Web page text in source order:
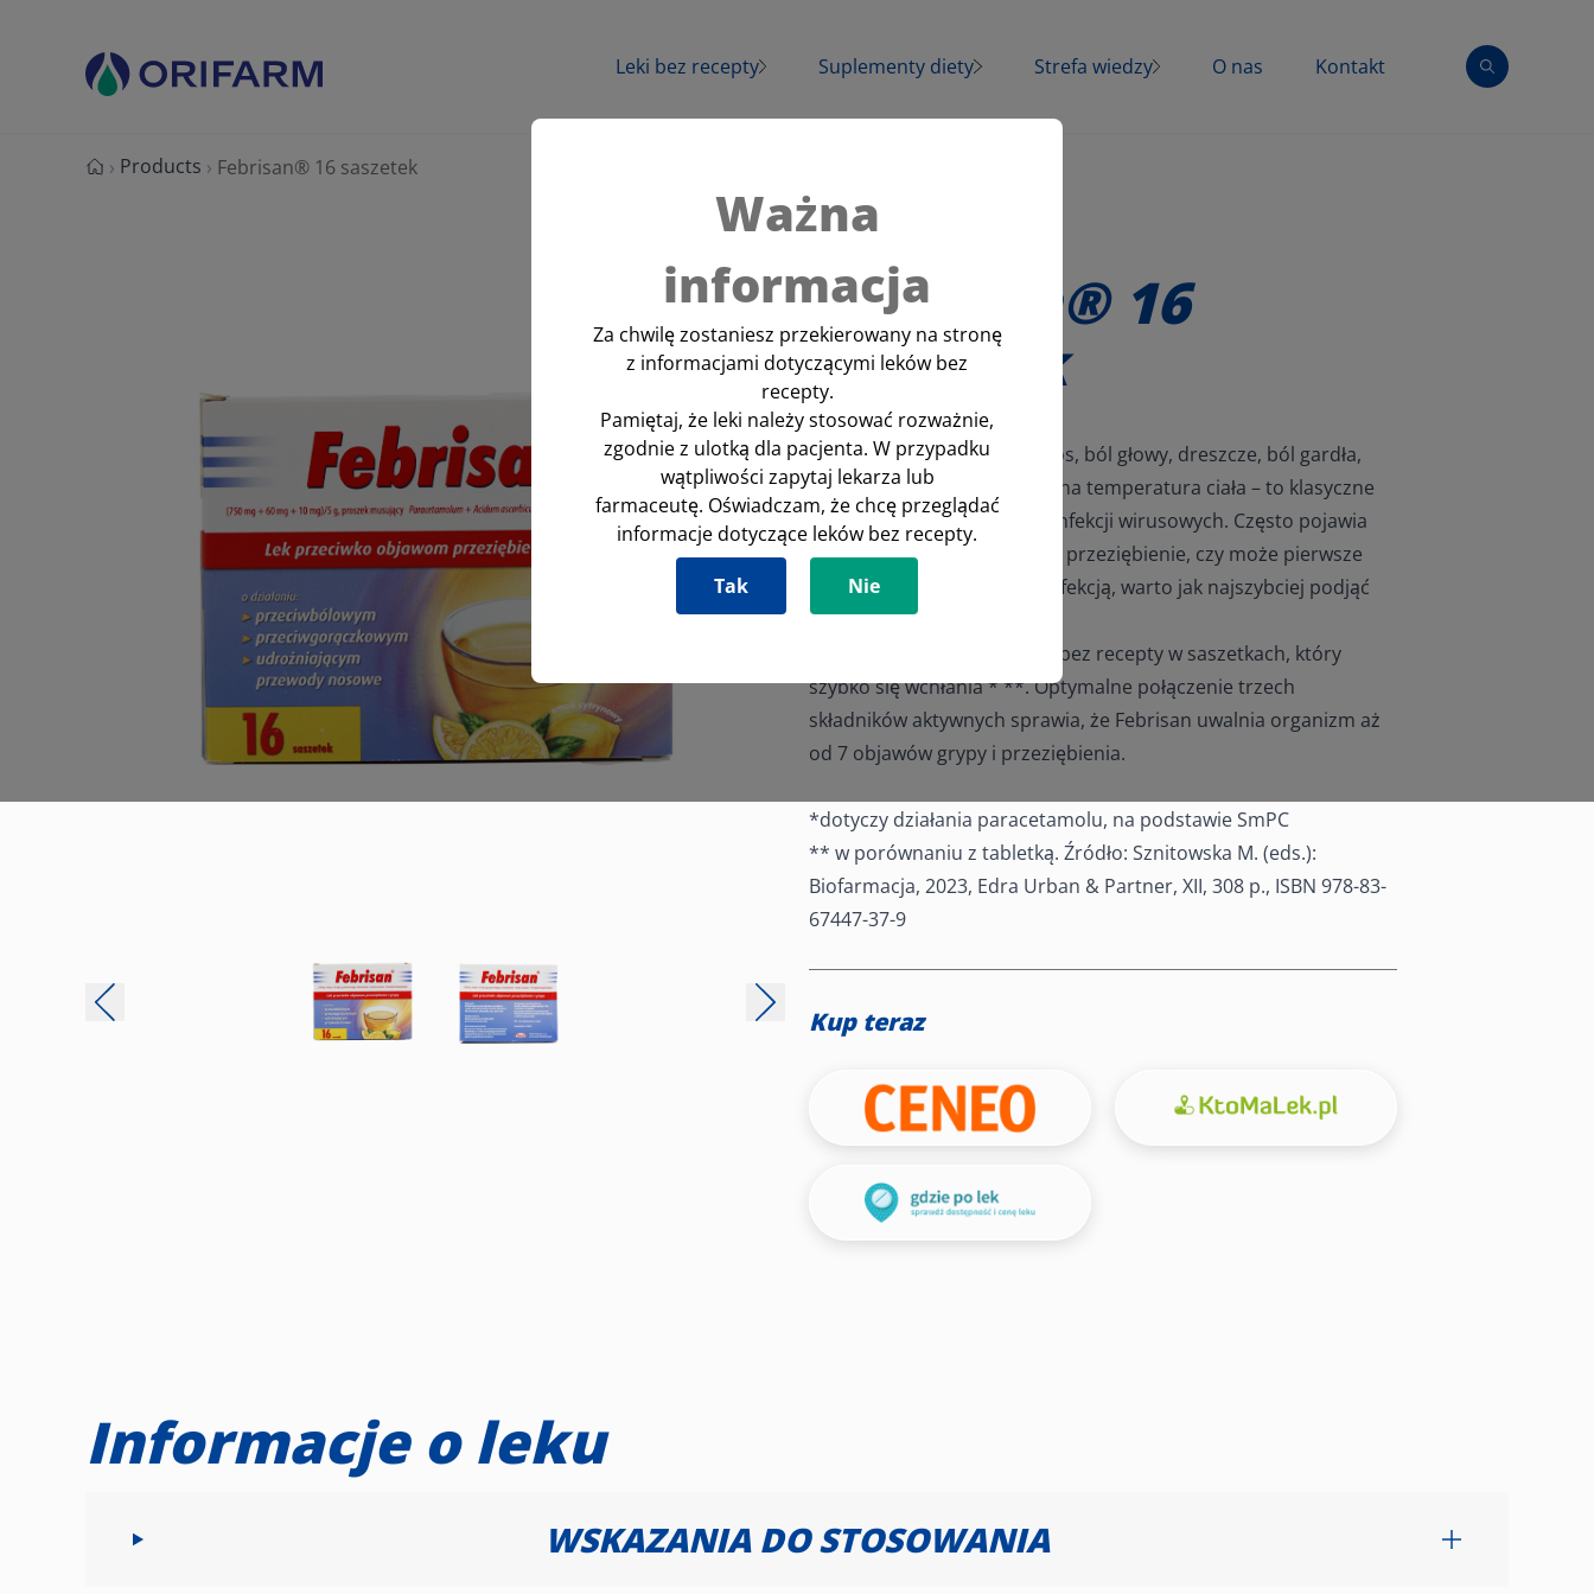
Leki bez recepty
Multi-Sanostol®
Sanosvit® Calcium
Albothyl®
Suplementy diety
Vitrum® D3
Amolowe® Na
Gardło
Sanostol®
Vitrum® Calcium
Vitrum® Osteo
Strefa wiedzy
O nas Kontakt
Strona główna
› Products › Febrisan® 16 saszetek
Febrisan® 16
saszetek
Uporczywy katar, zatkany nos, ból głowy, dreszcze, ból gardła,
mięśni i stawów, podwyższona temperatura ciała – to klasyczne
objawy jesienno-zimowych infekcji wirusowych. Często pojawia
się wątpliwość: czy to zwykłe przeziębienie, czy może pierwsze
objawy grypy. By wygrać z infekcją, warto jak najszybciej podjąć
skuteczne leczenie.
Febrisan to nowoczesny lek bez recepty w saszetkach, który
szybko się wchłania * **. Optymalne połączenie trzech
składników aktywnych sprawia, że Febrisan uwalnia organizm aż
od 7 objawów grypy i przeziębienia.
*dotyczy działania paracetamolu, na podstawie SmPC
** w porównaniu z tabletką. Źródło: Sznitowska M. (eds.):
Biofarmacja, 2023, Edra Urban & Partner, XII, 308 p., ISBN 978-83-
67447-37-9
Kup teraz
Informacje o leku
WSKAZANIA DO STOSOWANIA
Ważna
informacja
Za chwilę zostaniesz przekierowany na stronę
z informacjami dotyczącymi leków bez
recepty.
Pamiętaj, że leki należy stosować rozważnie,
zgodnie z ulotką dla pacjenta. W przypadku
wątpliwości zapytaj lekarza lub
farmaceutę. Oświadczam, że chcę przeglądać
informacje dotyczące leków bez recepty.
Tak
Nie